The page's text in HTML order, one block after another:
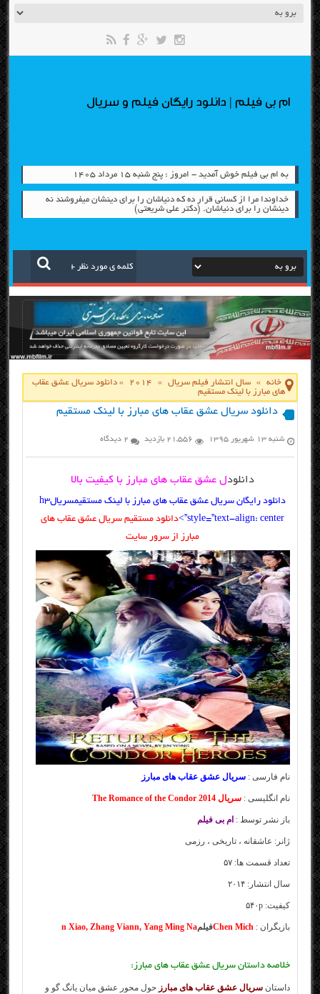
ام بی فیلم | دانلود رایگان فیلم و سریال
به ام بی فیلم خوش آمدید - امروز : پنج شنبه ۱۵ مرداد ۱۴۰۵
خداوندا مرا از کسانی قرار دِه که دنیاشان را برای دینشان میفروشند نه
دینشان را برای دنیاشان. (دکتر علی شریعتی)
خانه » سال انتشار فیلم سریال »
2014
»دانلود سریال عشق عقاب
های مبارز با لینک مستقیم
دانلود سریال عشق عقاب های مبارز با لینک مستقیم
شنبه ۱۳ شهریور ۱۳۹۵ 21,556 بازدید 2 دیدگاه
دانلودل عشق عقاب های مبارز با کیفیت بالا
دانلود رایگان سریال عشق عقاب های مبارز با لینک مستقیمسریالh3
style=”text-align: center”>
دانلود مستقیم سریال عشق عقاب های
مبارز از سرور سایت
نام فارسی :سریال عشق عقاب های مبارز
نام انگلیسی :سریال The Romance of the Condor 2014
باز نشر توسط : ام بی فیلم
ژانر: عاشقانه ، تاریخی ، رزمی
تعداد قسمت ها: ۵۷
سال انتشار: ۲۰۱۴
کیفیت: ۵۴۰p
بازیگران :Chen Michفیلمn Xiao, Zhang Viann, Yang Ming Na
خلاصه داستان سریال عشق عقاب های مبارز:
داستانسریال عشق عقاب های مبارز حول محور عشق میان یانگ گو و